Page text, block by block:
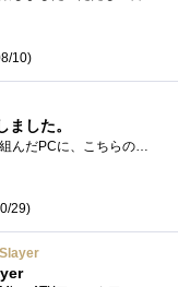
10)
した。
29)